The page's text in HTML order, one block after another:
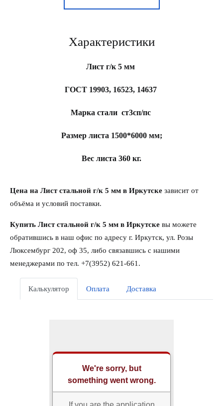
Характеристики
Лист г/к 5 мм
ГОСТ 19903, 16523, 14637
Марка стали ст3сп/пс
Размер листа 1500*6000 мм;
Вес листа 360 кг.
Цена на Лист стальной г/к 5 мм в Иркутске зависит от
объёма и условий поставки.
Купить Лист стальной г/к 5 мм в Иркутске вы можете
обратившись в наш офис по адресу г. Иркутск, ул. Розы
Люксембург 202, оф 35, либо связавшись с нашими
менеджерами по тел. +7(3952) 621-661.
Калькулятор Оплата Доставка